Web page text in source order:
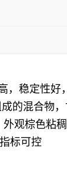
，稳定性
的混合物
观棕色粘
标可控